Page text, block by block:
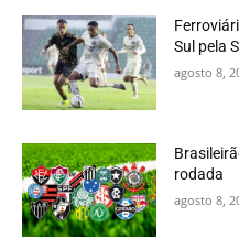
Sul pela
agosto 8,
rodada
agosto 8,